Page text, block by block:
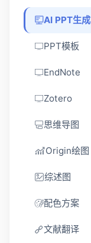
AI PPT生成
PPT模板
EndNote
Zotero
思维导图
Origin绘图
综述图
配色方案
文献翻译